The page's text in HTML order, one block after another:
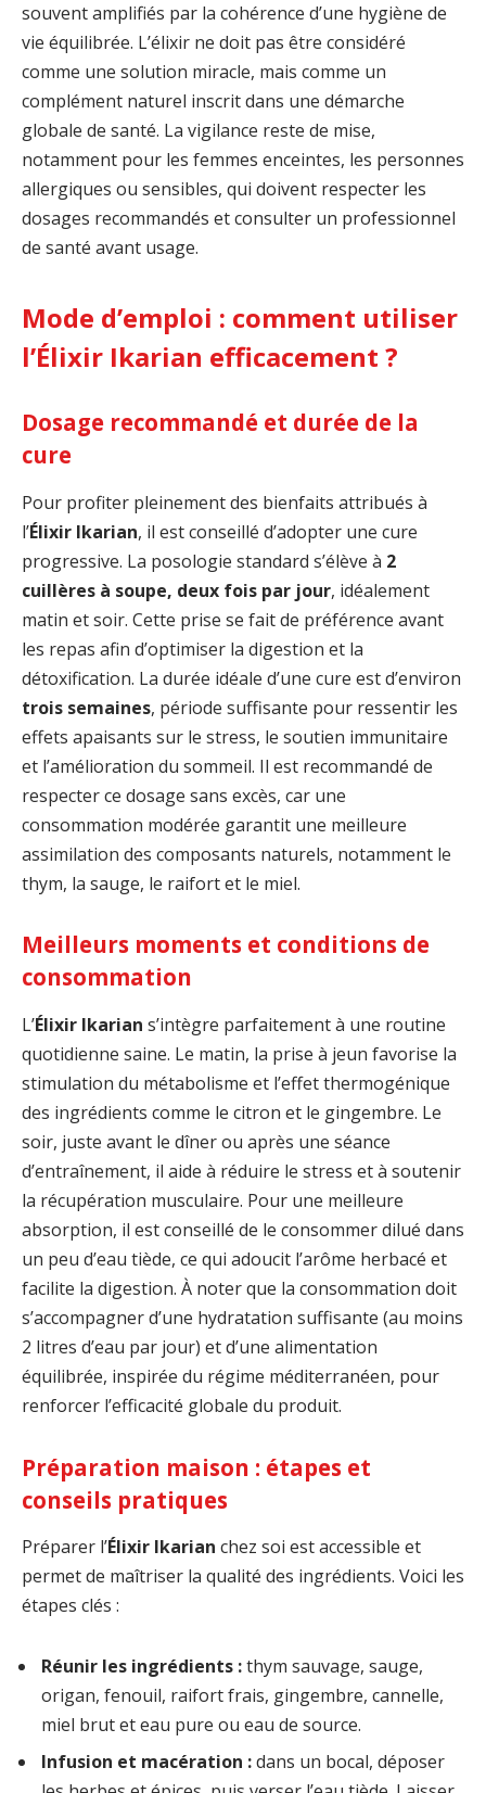
souvent amplifiés par la cohérence d’une hygiène de
vie équilibrée. L’élixir ne doit pas être considéré
comme une solution miracle, mais comme un
complément naturel inscrit dans une démarche
globale de santé. La vigilance reste de mise,
notamment pour les femmes enceintes, les personnes
allergiques ou sensibles, qui doivent respecter les
dosages recommandés et consulter un professionnel
de santé avant usage.
Mode d’emploi : comment utiliser
l’Élixir Ikarian efficacement ?
Dosage recommandé et durée de la
cure
Pour profiter pleinement des bienfaits attribués à
l’Élixir Ikarian, il est conseillé d’adopter une cure
progressive. La posologie standard s’élève à 2
cuillères à soupe, deux fois par jour, idéalement
matin et soir. Cette prise se fait de préférence avant
les repas afin d’optimiser la digestion et la
détoxification. La durée idéale d’une cure est d’environ
trois semaines, période suffisante pour ressentir les
effets apaisants sur le stress, le soutien immunitaire
et l’amélioration du sommeil. Il est recommandé de
respecter ce dosage sans excès, car une
consommation modérée garantit une meilleure
assimilation des composants naturels, notamment le
thym, la sauge, le raifort et le miel.
Meilleurs moments et conditions de
consommation
L’Élixir Ikarian s’intègre parfaitement à une routine
quotidienne saine. Le matin, la prise à jeun favorise la
stimulation du métabolisme et l’effet thermogénique
des ingrédients comme le citron et le gingembre. Le
soir, juste avant le dîner ou après une séance
d’entraînement, il aide à réduire le stress et à soutenir
la récupération musculaire. Pour une meilleure
absorption, il est conseillé de le consommer dilué dans
un peu d’eau tiède, ce qui adoucit l’arôme herbacé et
facilite la digestion. À noter que la consommation doit
s’accompagner d’une hydratation suffisante (au moins
2 litres d’eau par jour) et d’une alimentation
équilibrée, inspirée du régime méditerranéen, pour
renforcer l’efficacité globale du produit.
Préparation maison : étapes et
conseils pratiques
Préparer l’Élixir Ikarian chez soi est accessible et
permet de maîtriser la qualité des ingrédients. Voici les
étapes clés :
Réunir les ingrédients :thym sauvage, sauge,
origan, fenouil, raifort frais, gingembre, cannelle,
miel brut et eau pure ou eau de source.
Infusion et macération :dans un bocal, déposer